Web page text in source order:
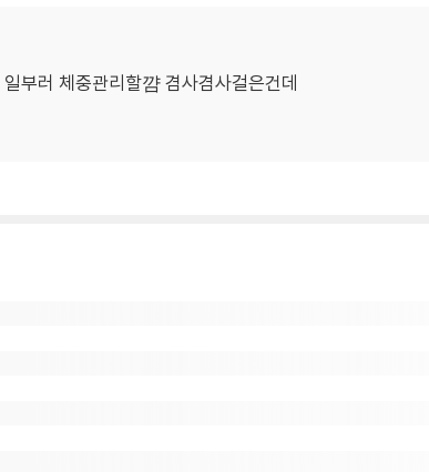
부러 체중관리할꺔 겸사겸사걸은건데